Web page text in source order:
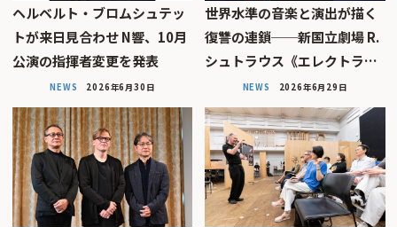
ヘルベルト・ブロムシュテッ
トが来日見合わせ N響、10月
公演の指揮者変更を発表
NEWS 2026年6月30日
世界水準の音楽と演出が描く
復讐の連鎖──新国立劇場 R.
シュトラウス《エレクトラ…
NEWS 2026年6月29日